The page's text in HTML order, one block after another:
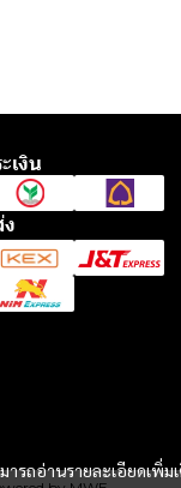
รถอ่านรายละเอียดเพิ่ม
เงิน